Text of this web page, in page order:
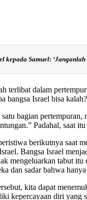
kepada Samuel:
terlibat dalam
bangsa Israel bisa kalah?
bagian
Padahal, saat
berikutnya saat
Bangsa Israel
mengeluarkan tabut
dan sadar bahwa
kita dapat
kepercayaan diri yang